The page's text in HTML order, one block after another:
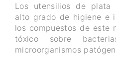
Los utensilios de plata
alto grado de higiene e
los compuestos de este
tóxico sobre
microorganismos